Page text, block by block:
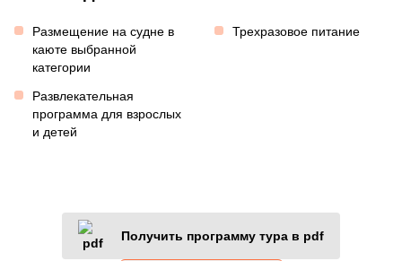
Размещение на судне в
каюте выбранной
категории
Трехразовое питание
Развлекательная
программа для взрослых
и детей
Получить программу тура в pdf